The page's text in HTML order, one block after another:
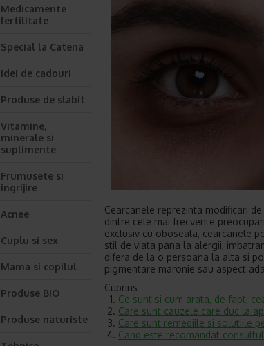
Cearcanele reprezinta modificari
dintre cele mai frecvente
exclusiv cu oboseala, cearcanele
stil de viata pana la alergii,
difera de la o persoana la alta si
pigmentare maronie sau aspect
Cuprins
Ce sunt si cum arata, de fapt,
Care sunt cauzele care duc la
Care sunt remediile si solutiile
Cand este recomandat
Medicamente
fertilitate
Special la Catena
Idei de cadouri
Produse de slabit
Vitamine,
minerale si
suplimente
Frumusete si
ingrijire
Acnee
Cuplu si sex
Mama si copilul
Produse BIO
Produse naturiste